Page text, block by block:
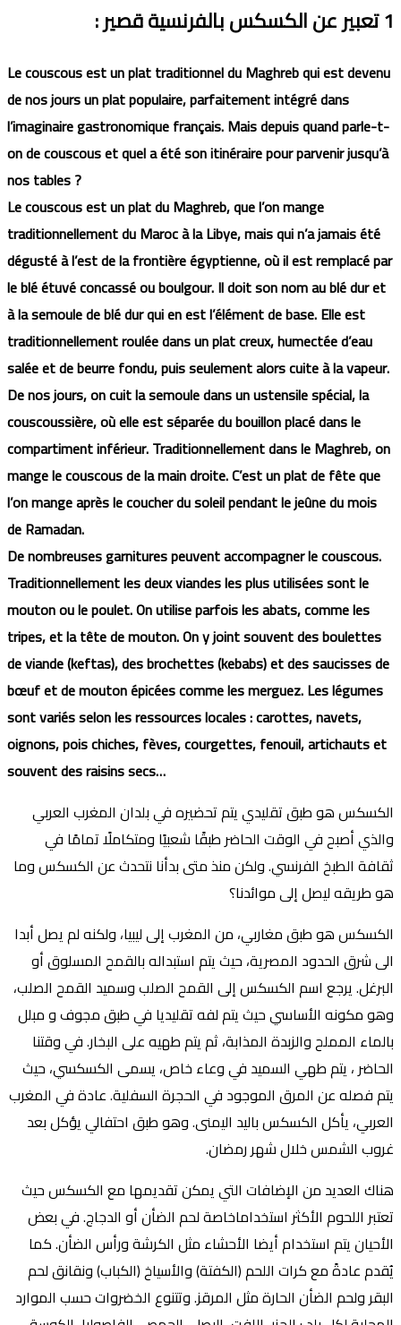
1تعبير عن الكسكس بالفرنسية قصير:
Le couscous est un plat traditionnel du Maghreb qui est devenu
de nos jours un plat populaire, parfaitement intégré dans
l’imaginaire gastronomique français. Mais depuis quand parle-t-
on de couscous et quel a été son itinéraire pour parvenir jusqu’à
nos tables ?
Le couscous est un plat du Maghreb, que l’on mange
traditionnellement du Maroc à la Libye, mais qui n’a jamais été
dégusté à l’est de la frontière égyptienne, où il est remplacé par
le blé étuvé concassé ou boulgour. Il doit son nom au blé dur et
à la semoule de blé dur qui en est l’élément de base. Elle est
traditionnellement roulée dans un plat creux, humectée d’eau
salée et de beurre fondu, puis seulement alors cuite à la vapeur.
De nos jours, on cuit la semoule dans un ustensile spécial, la
couscoussière, où elle est séparée du bouillon placé dans le
compartiment inférieur. Traditionnellement dans le Maghreb, on
mange le couscous de la main droite. C’est un plat de fête que
l’on mange après le coucher du soleil pendant le jeûne du mois
de Ramadan.
De nombreuses garnitures peuvent accompagner le couscous.
Traditionnellement les deux viandes les plus utilisées sont le
mouton ou le poulet. On utilise parfois les abats, comme les
tripes, et la tête de mouton. On y joint souvent des boulettes
de viande (keftas), des brochettes (kebabs) et des saucisses de
bœuf et de mouton épicées comme les merguez. Les légumes
sont variés selon les ressources locales : carottes, navets,
oignons, pois chiches, fèves, courgettes, fenouil, artichauts et
souvent des raisins secs…
الكسكس هو طبق تقليدي يتم تحضيره في بلدان المغرب العربي
والذي أصبح في الوقت الحاضر طبقًا شعبيًا ومتكاملًا تمامًا في
ثقافة الطبخ الفرنسي. ولكن منذ متى بدأنا نتحدث عن الكسكس وما
هو طريقه ليصل إلى موائدنا؟
الكسكس هو طبق مغاربي، من المغرب إلى ليبيا، ولكنه لم يصل أبدا
الى شرق الحدود المصرية، حيث يتم استبداله بالقمح المسلوق أو
البرغل. يرجع اسم الكسكس إلى القمح الصلب وسميد القمح الصلب،
وهو مكونه الأساسي حيث يتم لفه تقليديا في طبق مجوف و مبلل
بالماء المملح والزبدة المذابة، ثم يتم طهيه على البخار. في وقتنا
الحاضر ، يتم طهي السميد في وعاء خاص، يسمى الكسكسي، حيث
يتم فصله عن المرق الموجود في الحجرة السفلية. عادة في المغرب
العربي، يأكل الكسكس باليد اليمنى. وهو طبق احتفالي يؤكل بعد
غروب الشمس خلال شهر رمضان.
هناك العديد من الإضافات التي يمكن تقديمها مع الكسكس حيث
تعتبر اللحوم الأكثر استخداماخاصة لحم الضأن أو الدجاج. في بعض
الأحيان يتم استخدام أيضا الأحشاء مثل الكرشة ورأس الضأن. كما
يُقدم عادةً مع كرات اللحم (الكفتة) والأسياخ (الكباب) ونقانق لحم
البقر ولحم الضأن الحارة مثل المرقز. وتتنوع الخضروات حسب الموارد